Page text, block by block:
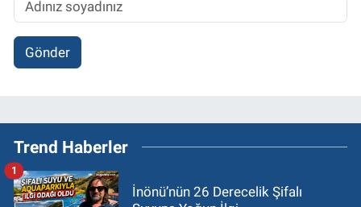
Gönder
Trend Haberler
İnönü’nün 26 Derecelik Şifalı
1